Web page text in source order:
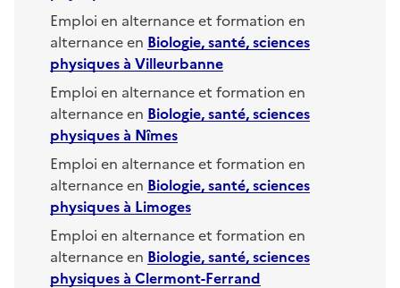
Emploi en alternance et formation en
alternance en Biologie, santé, sciences
physiquesà Villeurbanne
Emploi en alternance et formation en
alternance en Biologie, santé, sciences
physiquesà Nîmes
Emploi en alternance et formation en
alternance en Biologie, santé, sciences
physiquesà Limoges
Emploi en alternance et formation en
alternance en Biologie, santé, sciences
physiquesà Clermont-Ferrand